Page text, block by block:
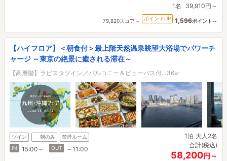
1名 39,910円～
79,820スコア～ ポイントUP 1,596ポイント～
【ハイフロア】＜朝食付＞最上階天然温泉眺望大浴場でパワーチ
ャージ ～東京の絶景に癒される滞在～
【高層階】ラビスタツイン／バルコニー＆ビューバス付…36㎡
ツイン 朝のみ
禁煙ルーム
IN
15:00～ OUT ～11:00
1泊 大人2名
合計(税込)
58,200円～